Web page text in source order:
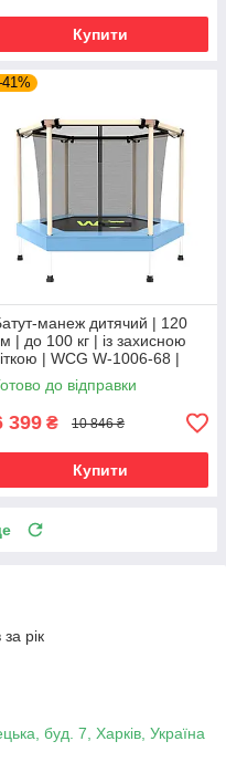
Купити
манеж дитячий | 120
| до 100 кг | із захисною
| WCG W-1006-68 |
дому, дачі та активного
до відправки
399 ₴ 10 846 ₴
Купити
рік
буд. 7, Харків, Україна